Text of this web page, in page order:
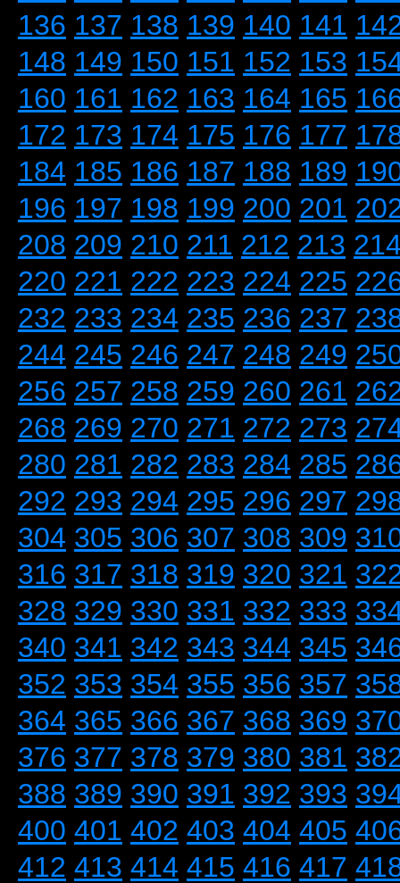
136 137 138 139 140 141
148 149 150 151 152 153
160 161 162 163 164 165
172 173 174 175 176 177
184 185 186 187 188 189
196 197 198 199 200 201
208 209 210 211 212 213
220 221 222 223 224 225
232 233 234 235 236 237
244 245 246 247 248 249
256 257 258 259 260 261
268 269 270 271 272 273
280 281 282 283 284 285
292 293 294 295 296 297
304 305 306 307 308 309
316 317 318 319 320 321
328 329 330 331 332 333
340 341 342 343 344 345
352 353 354 355 356 357
364 365 366 367 368 369
376 377 378 379 380 381
388 389 390 391 392 393
400 401 402 403 404 405
412 413 414 415 416 417